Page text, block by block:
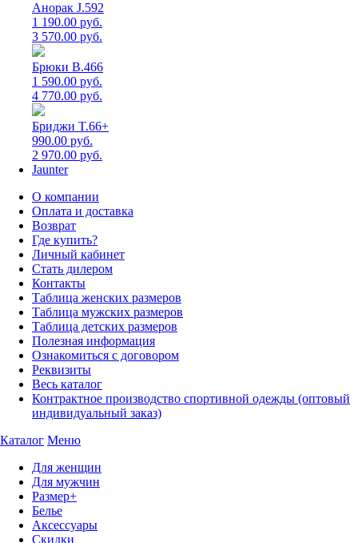
Анорак J.592
1 190.00 руб.
3 570.00 руб.
Брюки B.466
1 590.00 руб.
4 770.00 руб.
Бриджи T.66+
990.00 руб.
2 970.00 руб.
Jaunter
О компании
Оплата и доставка
Возврат
Где купить?
Личный кабинет
Стать дилером
Контакты
Таблица женских размеров
Таблица мужских размеров
Таблица детских размеров
Полезная информация
Ознакомиться с договором
Реквизиты
Весь каталог
Контрактное производство спортивной одежды (оптовый
индивидуальный заказ)
Каталог Меню
Для женщин
Для мужчин
Размер+
Белье
Аксессуары
Скидки